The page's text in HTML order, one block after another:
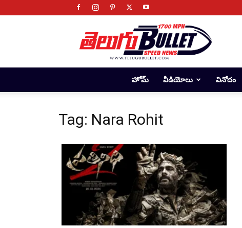
Telugu
Bullet
హోమ్ వీడియోలు వినోదం
Tag: Nara Rohit